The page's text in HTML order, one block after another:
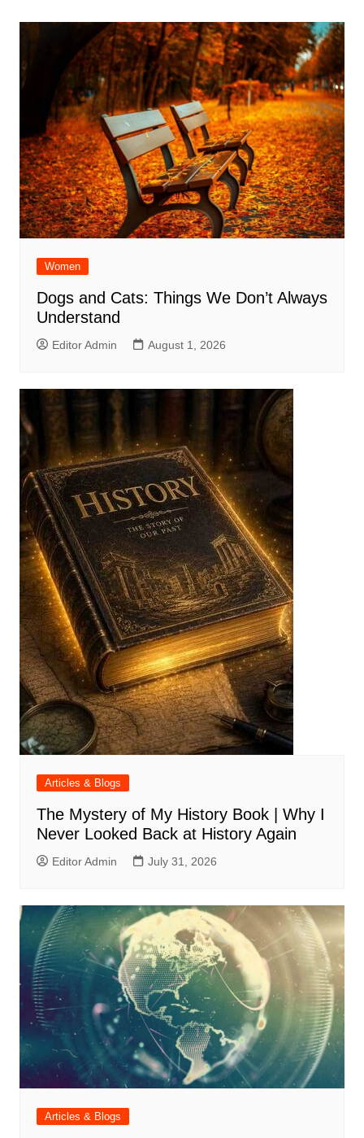
Women
Dogs and Cats: Things We Don’t Always
Understand
Editor Admin August 1, 2026
Articles & Blogs
The Mystery of My History Book | Why I
Never Looked Back at History Again
Editor Admin July 31, 2026
Articles & Blogs